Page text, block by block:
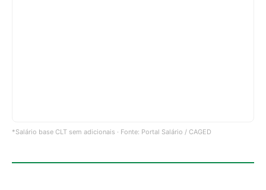
*Salário base CLT sem adicionais · Fonte: Portal Salário / CAGED